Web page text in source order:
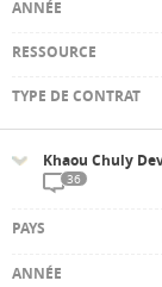
Khaou Chuly
36